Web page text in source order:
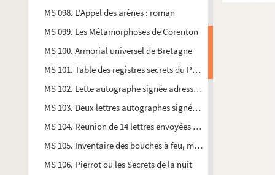
MS 098. L'Appel des arènes : roman
MS 099. Les Métamorphoses de Corenton
MS 100. Armorial universel de Bretagne
MS 101. Table des registres secrets du Parlement de
MS 102. Lette autographe signée adressée à "Bien chère
MS 103. Deux lettres autographes signées Rochefort 8 août
MS 104. Réunion de 14 lettres envoyées de Brest par des
MS 105. Inventaire des bouches à feu, munitions et
MS 106. Pierrot ou les Secrets de la nuit